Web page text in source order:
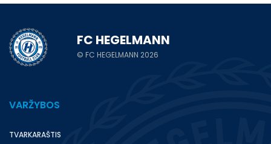
FC HEGELMANN
© FC HEGELMANN 2026
VARŽYBOS
TVARKARAŠTIS